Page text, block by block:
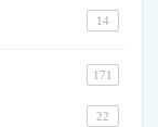
14
171
22